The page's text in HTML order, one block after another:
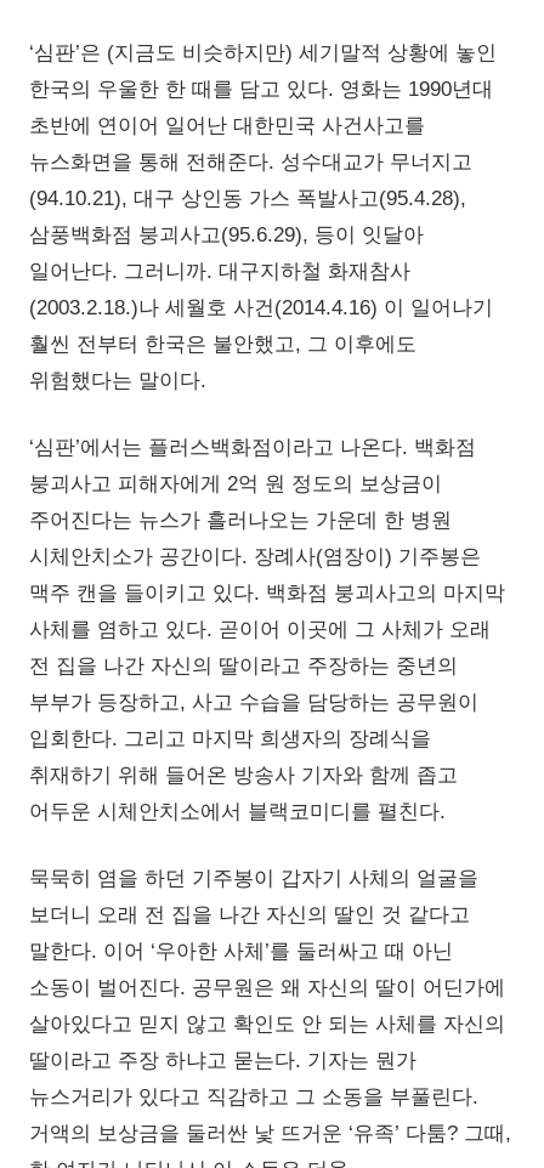
‘심판’은 (지금도 비슷하지만) 세기말적 상황에 놓인
한국의 우울한 한 때를 담고 있다. 영화는 1990년대
초반에 연이어 일어난 대한민국 사건사고를
뉴스화면을 통해 전해준다. 성수대교가 무너지고
(94.10.21), 대구 상인동 가스 폭발사고(95.4.28),
삼풍백화점 붕괴사고(95.6.29), 등이 잇달아
일어난다. 그러니까. 대구지하철 화재참사
(2003.2.18.)나 세월호 사건(2014.4.16) 이 일어나기
훨씬 전부터 한국은 불안했고, 그 이후에도
위험했다는 말이다.
‘심판’에서는 플러스백화점이라고 나온다. 백화점
붕괴사고 피해자에게 2억 원 정도의 보상금이
주어진다는 뉴스가 흘러나오는 가운데 한 병원
시체안치소가 공간이다. 장례사(염장이) 기주봉은
맥주 캔을 들이키고 있다. 백화점 붕괴사고의 마지막
사체를 염하고 있다. 곧이어 이곳에 그 사체가 오래
전 집을 나간 자신의 딸이라고 주장하는 중년의
부부가 등장하고, 사고 수습을 담당하는 공무원이
입회한다. 그리고 마지막 희생자의 장례식을
취재하기 위해 들어온 방송사 기자와 함께 좁고
어두운 시체안치소에서 블랙코미디를 펼친다.
묵묵히 염을 하던 기주봉이 갑자기 사체의 얼굴을
보더니 오래 전 집을 나간 자신의 딸인 것 같다고
말한다. 이어 ‘우아한 사체’를 둘러싸고 때 아닌
소동이 벌어진다. 공무원은 왜 자신의 딸이 어딘가에
살아있다고 믿지 않고 확인도 안 되는 사체를 자신의
딸이라고 주장 하냐고 묻는다. 기자는 뭔가
뉴스거리가 있다고 직감하고 그 소동을 부풀린다.
거액의 보상금을 둘러싼 낯 뜨거운 ‘유족’ 다툼? 그때,